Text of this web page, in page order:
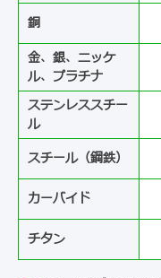
銅
金、銀、ニッケ
ル、プラチナ
ステンレススチー
ル
スチール（鋼鉄）
カーバイド
チタン